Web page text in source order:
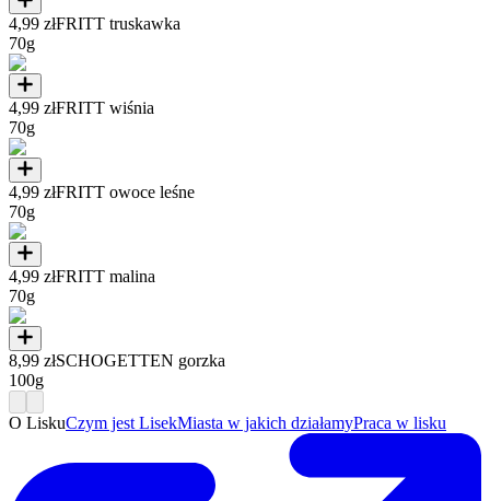
4,99 złFRITT truskawka
70g
4,99 złFRITT wiśnia
70g
4,99 złFRITT owoce leśne
70g
4,99 złFRITT malina
70g
8,99 złSCHOGETTEN gorzka
100g
O LiskuCzym jest LisekMiasta w jakich działamyPraca w lisku